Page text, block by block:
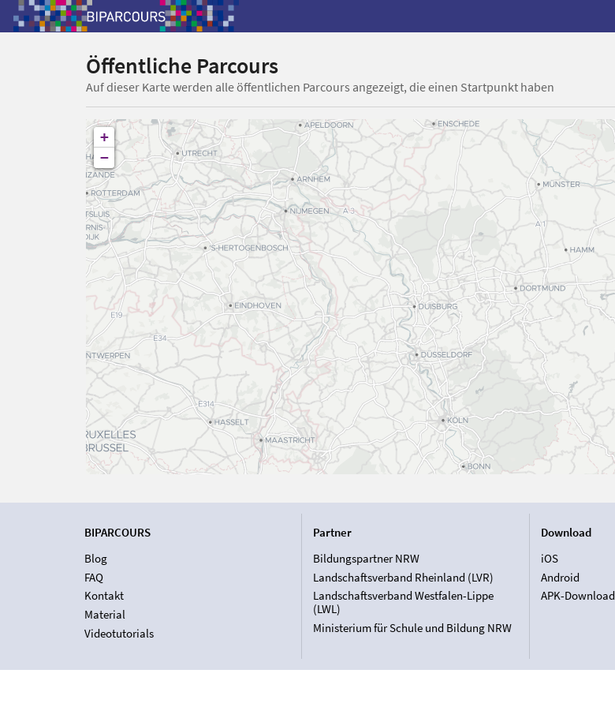
Öffentliche Parcours
Auf dieser Karte werden alle öffentlichen Parcours angezeigt, die einen Startpunkt haben
+
−
BIPARCOURS
Blog
FAQ
Kontakt
Material
Videotutorials
Partner
Bildungspartner NRW
Landschaftsverband Rheinland (LVR)
Landschaftsverband Westfalen-Lippe
(LWL)
Ministerium für Schule und Bildung NRW
Download
iOS
Android
APK-Download